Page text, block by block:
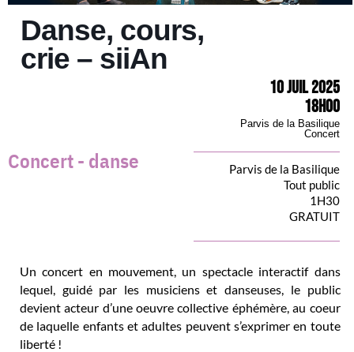
Danse, cours,
crie – siiAn
10 Juil 2025
18h00
Parvis de la Basilique
Concert
Concert - danse
Parvis de la Basilique
Tout public
1H30
GRATUIT
Un concert en mouvement, un spectacle interactif dans
lequel, guidé par les musiciens et danseuses, le public
devient acteur d’une oeuvre collective éphémère, au coeur
de laquelle enfants et adultes peuvent s’exprimer en toute
liberté !